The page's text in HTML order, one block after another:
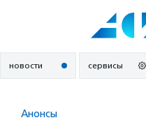
новости сервисы
Анонсы